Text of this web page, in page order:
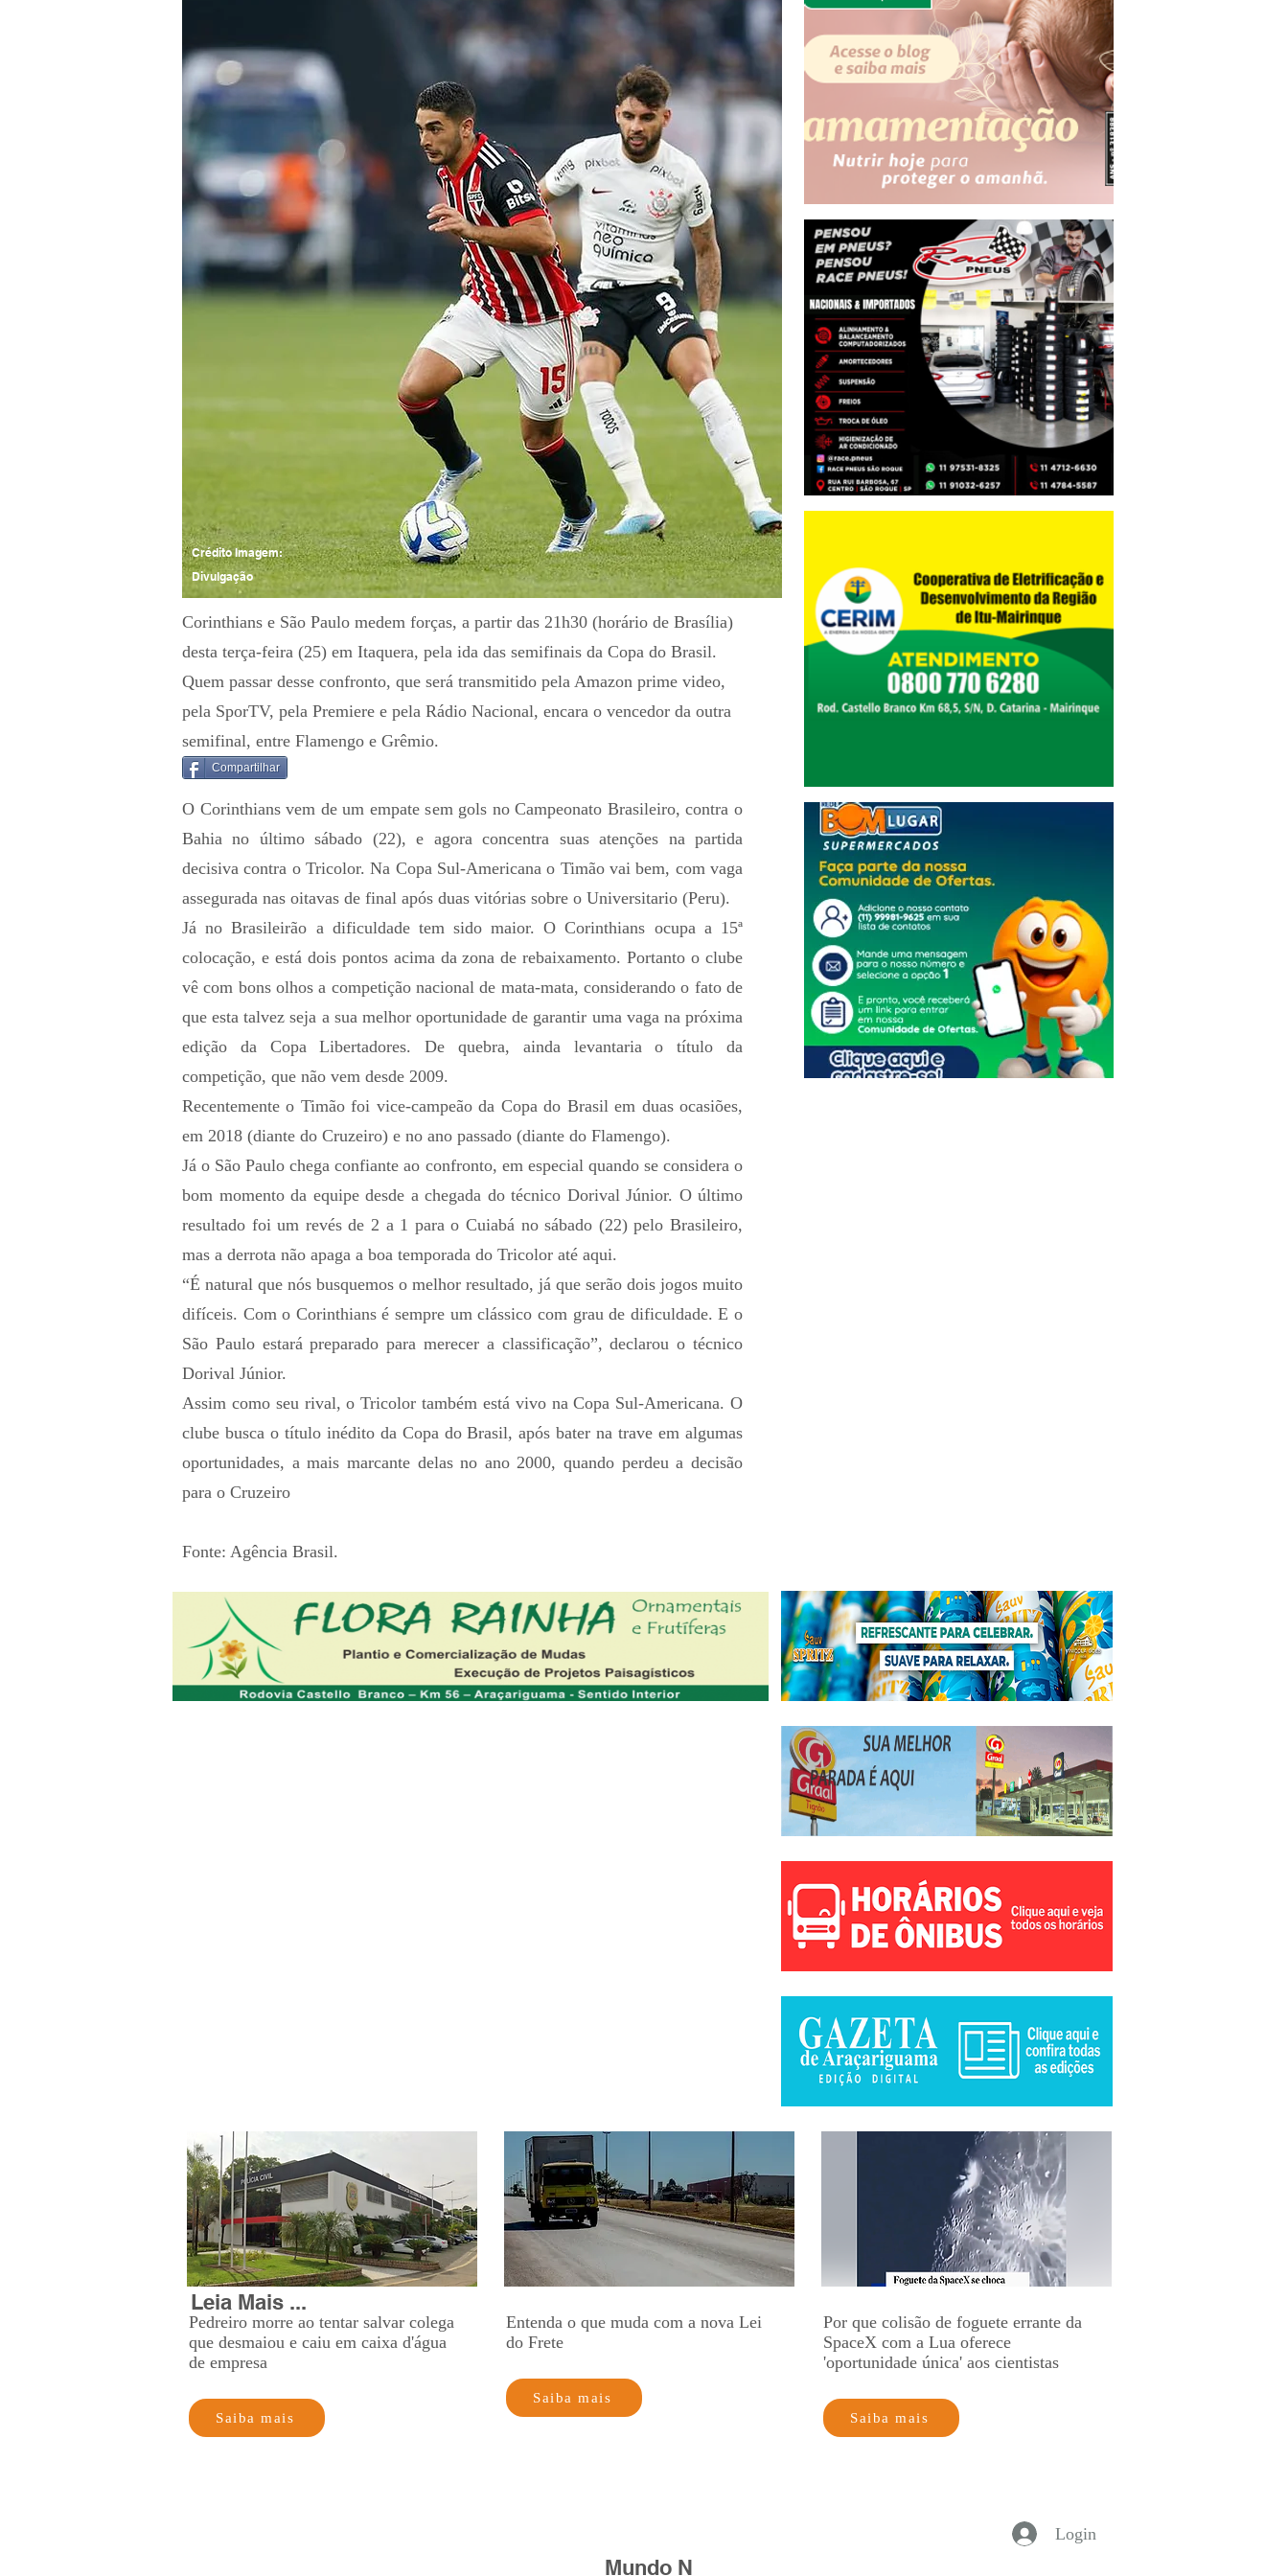
Divulgação
Crédito Imagem:
Corinthians e São Paulo medem forças, a partir das 21h30 (horário de Brasília)
desta terça-feira (25) em Itaquera, pela ida das semifinais da Copa do Brasil.
Quem passar desse confronto, que será transmitido pela Amazon prime video,
pela SporTV, pela Premiere e pela Rádio Nacional, encara o vencedor da outra
semifinal, entre Flamengo e Grêmio.
Compartilhar
O Corinthians vem de um empate sem gols no Campeonato Brasileiro, contra o
Bahia no último sábado (22), e agora concentra suas atenções na partida
decisiva contra o Tricolor. Na Copa Sul-Americana o Timão vai bem, com vaga
assegurada nas oitavas de final após duas vitórias sobre o Universitario (Peru).
Já no Brasileirão a dificuldade tem sido maior. O Corinthians ocupa a 15ª
colocação, e está dois pontos acima da zona de rebaixamento. Portanto o clube
vê com bons olhos a competição nacional de mata-mata, considerando o fato de
que esta talvez seja a sua melhor oportunidade de garantir uma vaga na próxima
edição da Copa Libertadores. De quebra, ainda levantaria o título da
competição, que não vem desde 2009.
Recentemente o Timão foi vice-campeão da Copa do Brasil em duas ocasiões,
em 2018 (diante do Cruzeiro) e no ano passado (diante do Flamengo).
Já o São Paulo chega confiante ao confronto, em especial quando se considera o
bom momento da equipe desde a chegada do técnico Dorival Júnior. O último
resultado foi um revés de 2 a 1 para o Cuiabá no sábado (22) pelo Brasileiro,
mas a derrota não apaga a boa temporada do Tricolor até aqui.
“É natural que nós busquemos o melhor resultado, já que serão dois jogos muito
difíceis. Com o Corinthians é sempre um clássico com grau de dificuldade. E o
São Paulo estará preparado para merecer a classificação”, declarou o técnico
Dorival Júnior.
Assim como seu rival, o Tricolor também está vivo na Copa Sul-Americana. O
clube busca o título inédito da Copa do Brasil, após bater na trave em algumas
oportunidades, a mais marcante delas no ano 2000, quando perdeu a decisão
para o Cruzeiro
Fonte: Agência Brasil.
Leia Mais ...
Pedreiro morre ao tentar salvar colega
que desmaiou e caiu em caixa d'água
de empresa
Saiba mais
Entenda o que muda com a nova Lei
do Frete
Saiba mais
Por que colisão de foguete errante da
SpaceX com a Lua oferece
'oportunidade única' aos cientistas
Saiba mais
Login
Mundo N